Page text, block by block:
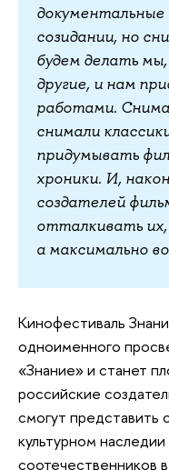
документальные
созидании, но
будем делать
другие, и нам
работами.
снимали
придумывать
хроники. И,
создателей
отталкивать
а максимально
Кинофестиваль
одноименного
«Знание» и станет
российские
смогут представить
культурном
соотечественников